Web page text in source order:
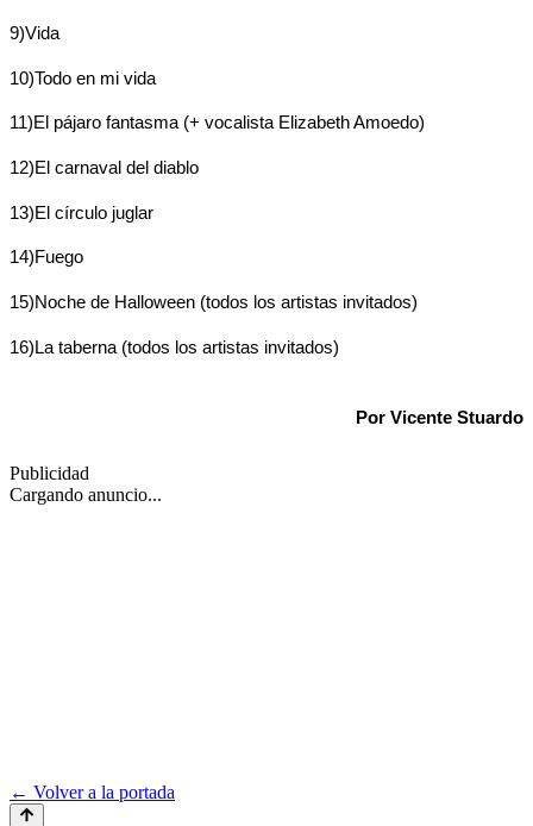
9)Vida
10)Todo en mi vida
11)El pájaro fantasma (+ vocalista Elizabeth Amoedo)
12)El carnaval del diablo
13)El círculo juglar
14)Fuego
15)Noche de Halloween (todos los artistas invitados)
16)La taberna (todos los artistas invitados)
Por Vicente Stuardo
Publicidad
Cargando anuncio...
← Volver a la portada